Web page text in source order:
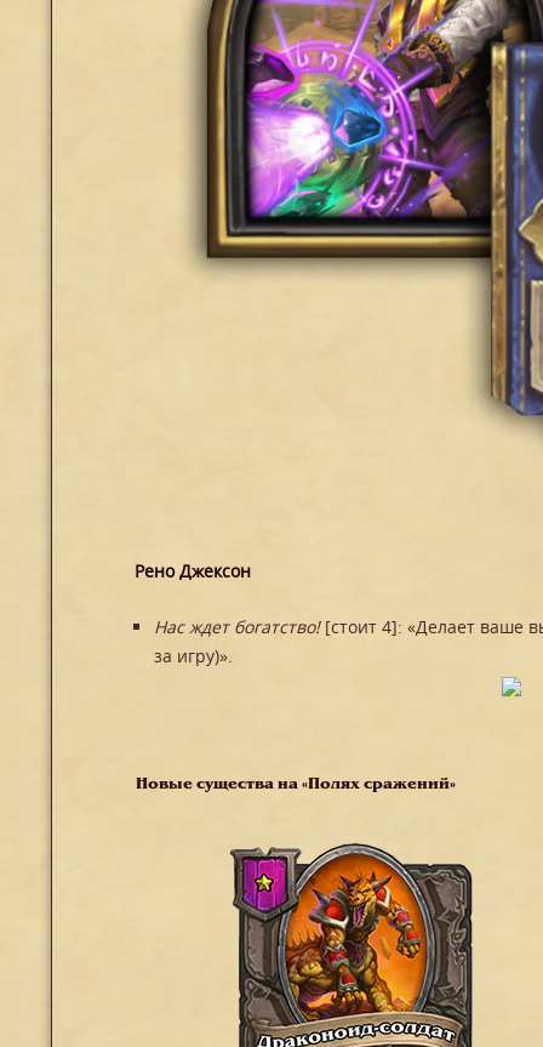
Рено Джексон
Нас ждет богатство![стоит 4]: «Делает ваше
за игру)».
Новые существа на «Полях сражений»